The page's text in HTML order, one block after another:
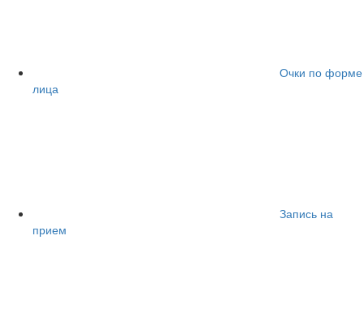
Очки по форме
лица
Запись на
прием